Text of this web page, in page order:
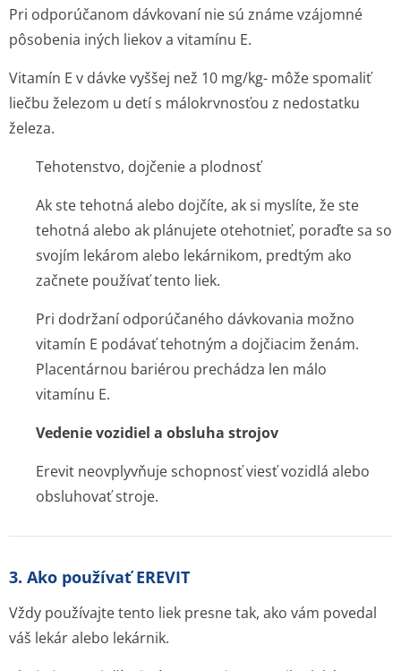
Pri odporúčanom dávkovaní nie sú známe vzájomné
pôsobenia iných liekov a vitamínu E.
Vitamín E v dávke vyššej než 10 mg/kg- môže spomaliť
liečbu železom u detí s málokrvnosťou z nedostatku
železa.
Tehotenstvo, dojčenie a plodnosť
Ak ste tehotná alebo dojčíte, ak si myslíte, že ste
tehotná alebo ak plánujete otehotnieť, poraďte sa so
svojím lekárom alebo lekárnikom, predtým ako
začnete používať tento liek.
Pri dodržaní odporúčaného dávkovania možno
vitamín E podávať tehotným a dojčiacim ženám.
Placentárnou bariérou prechádza len málo
vitamínu E.
Vedenie vozidiel a obsluha strojov
Erevit neovplyvňuje schopnosť viesť vozidlá alebo
obsluhovať stroje.
3. Ako používať EREVIT
Vždy používajte tento liek presne tak, ako vám povedal
váš lekár alebo lekárnik.